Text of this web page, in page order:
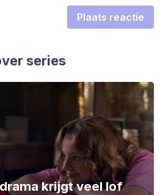
Plaats reactie
series
krijgt veel lof